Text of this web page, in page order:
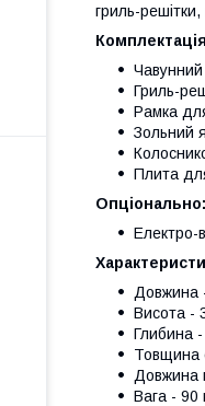
гриль-
Гриль-
Рамка
Зольний
Плита
Опціонально:
Електро-
Довжина
Висота -
Глибина
Товщина
Довжина
Вага - 90